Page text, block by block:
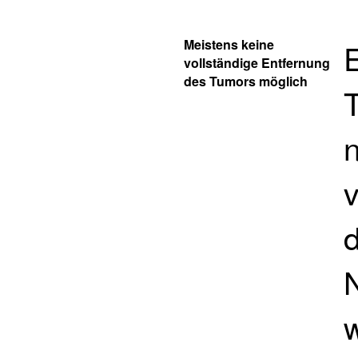
Meistens keine
vollständige Entfernung
des Tumors möglich